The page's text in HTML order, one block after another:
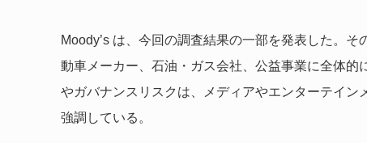
Moody’s は、今回の調査結果の一部を発表した。
動車メーカー、石油・ガス会社、公益事業に全体
やガバナンスリスクは、メディアやエンターテイ
強調している。